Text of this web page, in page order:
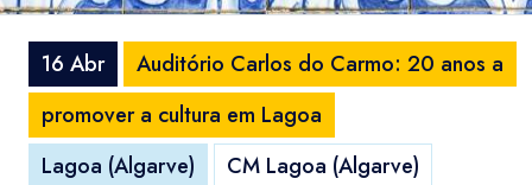
16 Abr
Auditório Carlos do Carmo: 20 anos a
promover a cultura em Lagoa
Lagoa (Algarve)
CM Lagoa (Algarve)